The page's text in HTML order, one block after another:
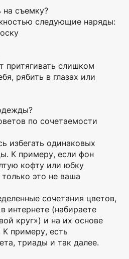
на съемку?
следующие наряды:
притягивать слишком
рябить в глазах или
по сочетаемости
избегать одинаковых
К примеру, если фон
кофту или юбку
это не ваша
сочетания цветов,
интернете (набираете
круг») и на их основе
К примеру, есть
триады и так далее.